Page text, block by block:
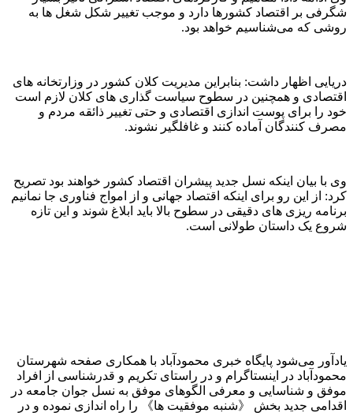
شگرفی بر اقتصاد کشورها دارد و موجب تغییر شکل شغل ها به
روشی که می‌شناسیم خواهد بود.
دریایی اظهار داشت: بنابراین مدیریت کلان کشور در وزارتخانه های
اقتصادی و همچنین در سطوح سیاست گذاری های کلان لازم است
خود را برای پوست اندازی اقتصادی و حتی تغییر ذائقه مردم و
مصرف کنندگان آماده کنند و غافلگیر نشوند.
وی با بیان اینکه نسل جدید پیشران اقتصاد کشور خواهند بود تصریح
کرد: از این رو برای اینکه اقتصاد جهانی و از امواج فناوری جا نمانیم
برنامه ریزی های دقیقی در سطوح بالا باید ابلاغ شوند و این تازه
شروع یک داستان طولانی است.
یادآور می‌شود پایگاه خبری محمودآباد با همکاری صفحه شهرستان
محمودآباد در اینستاگرام و در راستای تکریم و قدرشناسی از افراد
موفق و شناسایی و معرفی الگوهای موفق به نسل جوان جامعه در
اقدامی جدید بخش 《شنبه موفقیت ها》 را راه اندازی نموده و در